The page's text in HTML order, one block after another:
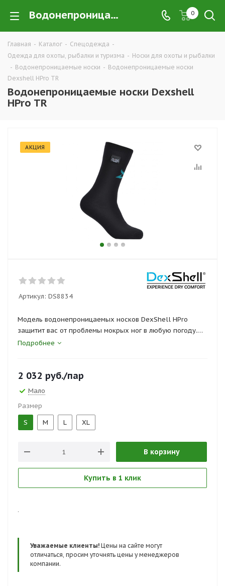
Водонепроницаемые носки Dexshell HPro TR в Екатеринбурге купить недорого оптом и в розницу — интернет-магазин хорошей экипировки и одежды для охоты, рыбалки и туризма от производителя, компания ТД УРАЛСИЗ 0
Главная - Каталог - Спецодежда -
Одежда для охоты, рыбалки и туризма - Носки для охоты и рыбалки
- Водонепроницаемые носки - Водонепроницаемые носки
Dexshell HPro TR
Водонепроницаемые носки Dexshell
HPro TR
АКЦИЯ
Артикул: DS8834
Модель водонепроницаемых носков DexShell HPro
защитит вас от проблемы мокрых ног в любую погоду.
Даже если обувь промокнет насквозь, эти носки
мембранной технологии.
Непромокаемые носки DexShell HPro плотно прилегают,
не сдавливая стопу. Плоский шов – гарантия того, что
носок не будет натирать ногу при ходьбе.
Подробнее
2 032 руб./пар
Мало
Размер
S
M L XL
В корзину
Купить в 1 клик
.
Уважаемые клиенты! Цены на сайте могут
отличаться, просим уточнять цены у менеджеров
компании.